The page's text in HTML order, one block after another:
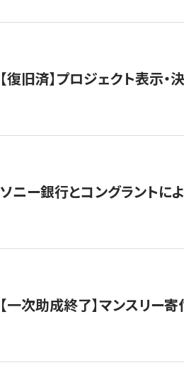
【復旧済】プロジェクト表示
ソニー銀行とコングラントに
【一次助成終了】マンスリー